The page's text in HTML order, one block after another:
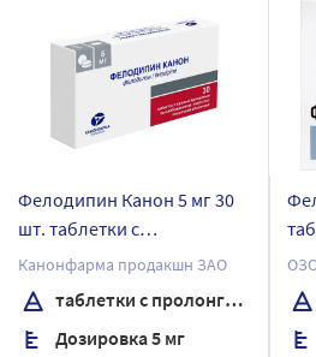
Фелодипин Канон 5 мг 30
шт. таблетки с
пролонгированным
высвобождением,
покрытые пленочной
оболочкой
Канонфарма продакшн ЗАО
таблетки с пролонгированным высвобождением, покрытые пленочной оболочкой
Дозировка 5 мг